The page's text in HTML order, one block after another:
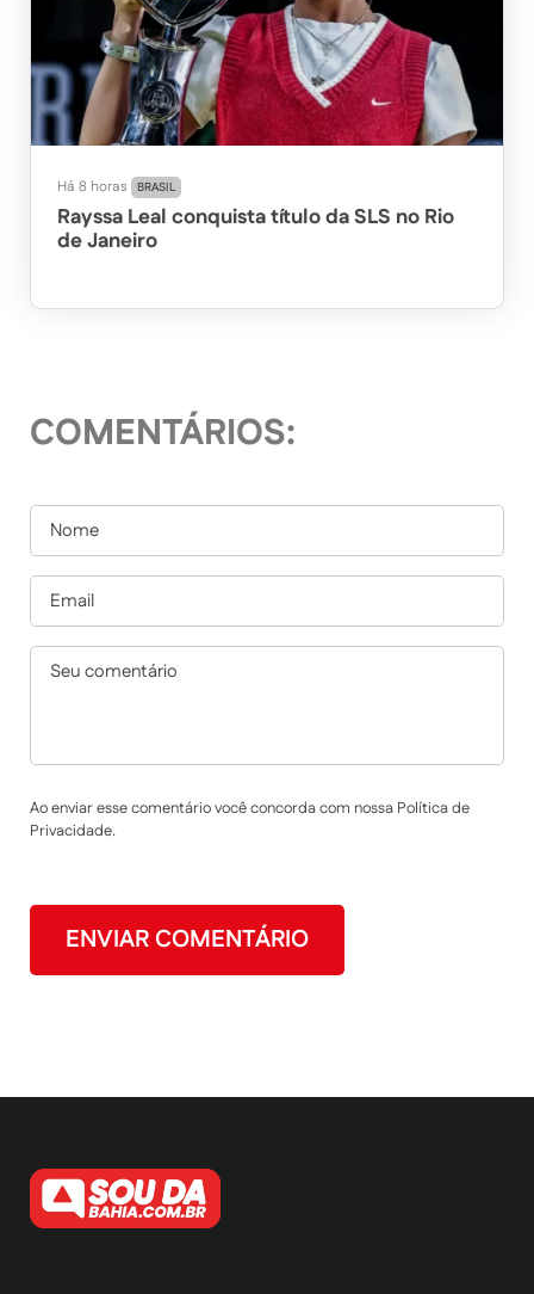
Há 8 horas BRASIL
Rayssa Leal conquista título da SLS no Rio
de Janeiro
COMENTÁRIOS:
Ao enviar esse comentário você concorda com nossa Política de
Privacidade.